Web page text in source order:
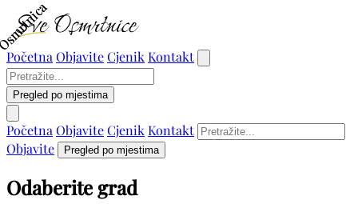
Početna ObjaviteCjenik Kontakt
Pregled po mjestima
Početna ObjaviteCjenik Kontakt
Objavite
Pregled po mjestima
Odaberite grad